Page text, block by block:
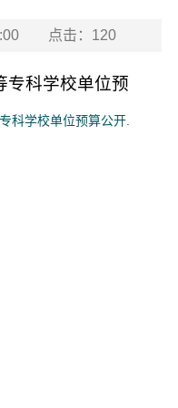
点击： 120
专科学校单位预
科学校单位预算公开.